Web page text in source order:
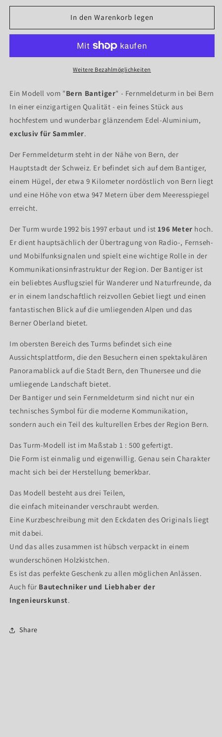
Menge
Der
Fernmeldeturm
Menge
für
Der
Fernmeldeturm
von
In den Warenkorb legen
Weitere Bezahlmöglichkeiten
Ein Modell vom "Bern Bantiger" - Fernmeldeturm in bei Bern
In einer einzigartigen Qualität - ein feines Stück aus
hochfestem und wunderbar glänzendem Edel-Aluminium,
exclusiv für Sammler.
Der Fernmeldeturm steht in der Nähe von Bern, der
Hauptstadt der Schweiz. Er befindet sich auf dem Bantiger,
einem Hügel, der etwa 9 Kilometer nordöstlich von Bern liegt
und eine Höhe von etwa 947 Metern über dem Meeresspiegel
erreicht.
Der Turm wurde 1992 bis 1997 erbaut und ist196 Meter hoch.
Er dient hauptsächlich der Übertragung von Radio-, Fernseh-
und Mobilfunksignalen und spielt eine wichtige Rolle in der
Kommunikationsinfrastruktur der Region. Der Bantiger ist
ein beliebtes Ausflugsziel für Wanderer und Naturfreunde, da
er in einem landschaftlich reizvollen Gebiet liegt und einen
fantastischen Blick auf die umliegenden Alpen und das
Berner Oberland bietet.
Im obersten Bereich des Turms befindet sich eine
Aussichtsplattform, die den Besuchern einen spektakulären
Panoramablick auf die Stadt Bern, den Thunersee und die
umliegende Landschaft bietet.
Der Bantiger und sein Fernmeldeturm sind nicht nur ein
technisches Symbol für die moderne Kommunikation,
sondern auch ein Teil des kulturellen Erbes der Region Bern.
Das Turm-Modell ist im Maßstab 1 : 500 gefertigt.
Die Form ist einmalig und eigenwillig. Genau sein Charakter
macht sich bei der Herstellung bemerkbar.
Das Modell besteht aus drei Teilen,
die einfach miteinander verschraubt werden.
Eine Kurzbeschreibung mit den Eckdaten des Originals liegt
mit dabei.
Und das alles zusammen ist hübsch verpackt in einem
wunderschönen Holzkistchen.
Es ist das perfekte Geschenk zu allen möglichen Anlässen.
Auch für Bautechniker und Liebhaber der
Ingenieurskunst.
Share